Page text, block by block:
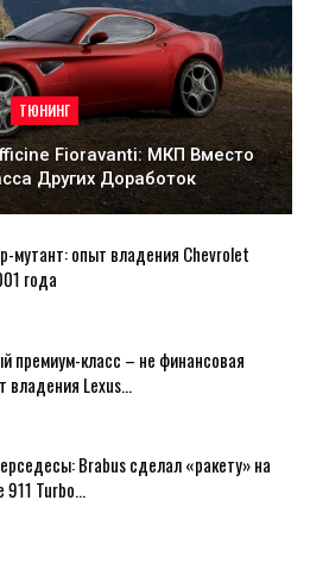
ТЮНИНГ
Fioravanti: МКП Вместо
Других Доработок
мутант: опыт владения Chevrolet
года
премиум-класс – не финансовая
владения Lexus…
Brabus сделал «ракету» на
911 Turbo…